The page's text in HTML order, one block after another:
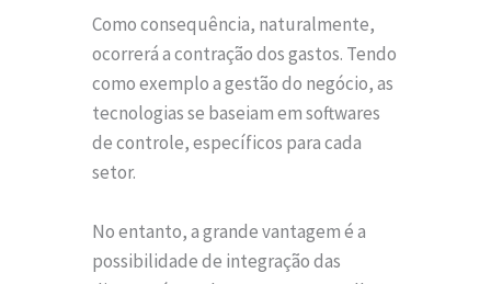
Como consequência, naturalmente,
ocorrerá a contração dos gastos. Tendo
como exemplo a gestão do negócio, as
tecnologias se baseiam em softwares
de controle, específicos para cada
setor.
No entanto, a grande vantagem é a
possibilidade de integração das